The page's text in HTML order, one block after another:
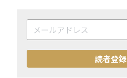
読者登録